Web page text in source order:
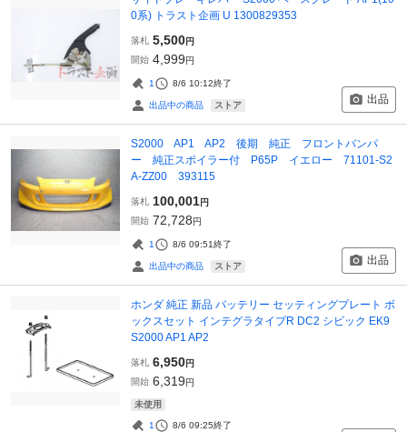
0系) トラスト企画 U 1300829353
落札 5,500円
開始 4,999円
1 8/6 10:12終了
出品中の商品 ストア 出品
S2000 AP1 AP2 後期 純正 フロントバンパ
ー 純正スポイラー付 P65P イエロー 71101-S2
A-ZZ00 393115
落札 100,001円
開始 72,728円
1 8/6 09:51終了
出品中の商品 ストア 出品
ホンダ 純正 新品 バッテリー セッティングプレート ボ
ックスセット インテグラタイプR DC2 シビック EK9
S2000 AP1 AP2
落札 6,950円
開始 6,319円
未使用
1 8/6 09:25終了